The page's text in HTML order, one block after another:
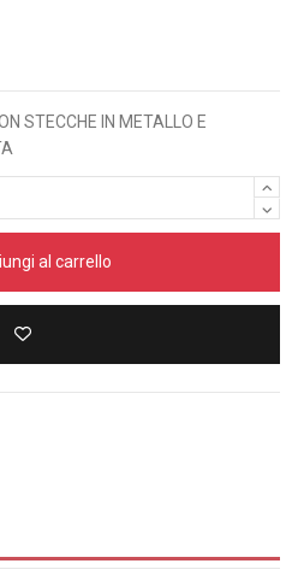
STECCHE IN METALLO E
al carrello